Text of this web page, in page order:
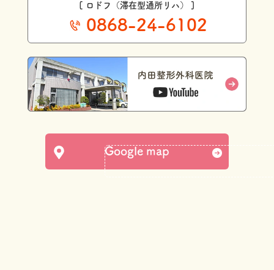
[ ロドフ（滞在型通所リハ） ]
0868-24-6102
Google map